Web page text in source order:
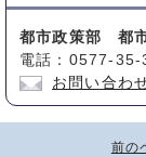
都市政策部 都
電話：0577-
お問い合わ
前の